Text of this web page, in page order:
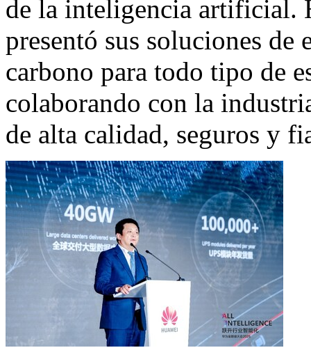
de la inteligencia artificial.
presentó sus soluciones
carbono para todo tipo de
colaborando con la
de alta calidad, seguros y